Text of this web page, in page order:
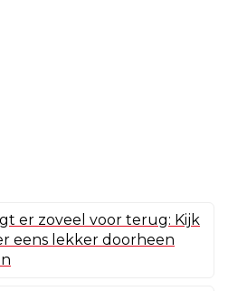
er zoveel voor terug: Kijk
eens lekker doorheen